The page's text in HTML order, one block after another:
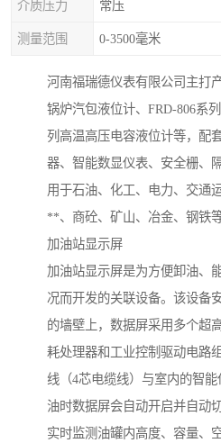
介质压力 常压
测量范围 0-3500毫米
河南福瑞德仪表有限公司主打
锅炉汽包液位计、FRD-806系
列高温高压电容液位计等，配
器、智能数显仪表、安全栅、
用于石油、化工、电力、交通
**、商砼、矿山、冶金、钢铁
加油站显示屏
加油站显示屏是为方便卸油、
况而开发的关联设备。该设备
的墙壁上，数据屏采用多个超
耗处理器和工业控制驱动电路
线（4芯电缆线）与室内的智
油时数据屏会自动开启并自动
实时监测油罐内高度、容量、